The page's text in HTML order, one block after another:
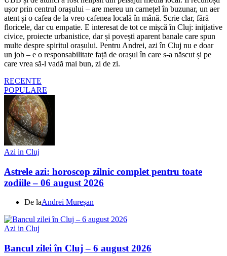
ușor prin centrul orașului – are mereu un carnețel în buzunar, un aer
atent și o cafea de la vreo cafenea locală în mână. Scrie clar, fără
floricele, dar cu empatie. E interesat de tot ce mișcă în Cluj: inițiative
civice, proiecte urbanistice, dar și povești aparent banale care spun
multe despre spiritul orașului. Pentru Andrei, azi în Cluj nu e doar
un job – e o responsabilitate față de orașul în care s-a născut și pe
care vrea să-l vadă mai bun, zi de zi.
RECENTE
POPULARE
Azi in Cluj
Astrele azi: horoscop zilnic complet pentru toate
zodiile – 06 august 2026
De laAndrei Mureșan
Azi in Cluj
Bancul zilei în Cluj – 6 august 2026